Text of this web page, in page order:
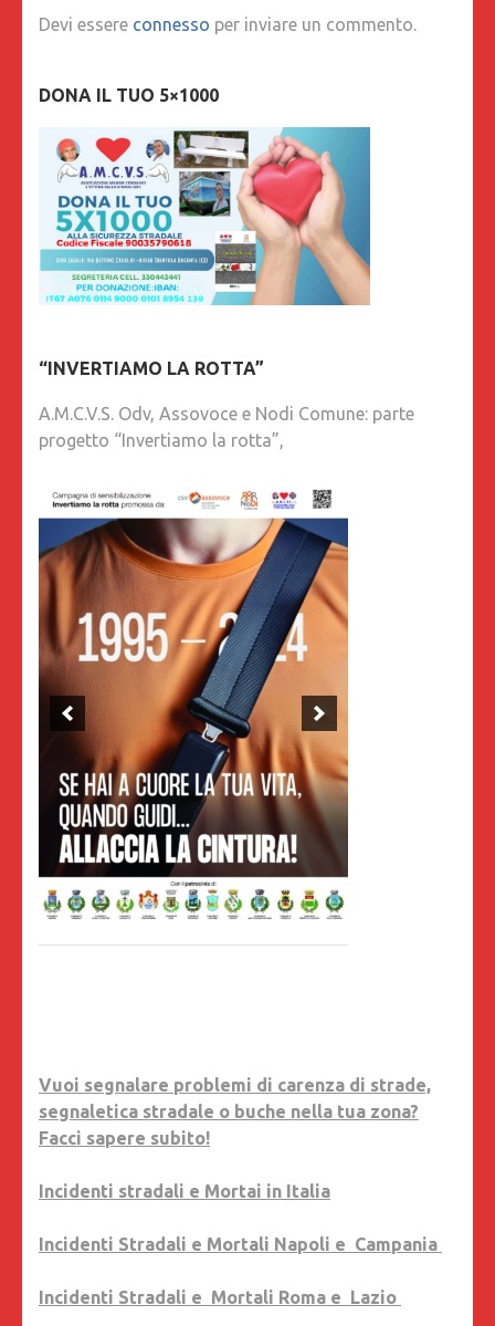
Devi essere connesso per inviare un commento.
DONA IL TUO 5×1000
“INVERTIAMO LA ROTTA”
A.M.C.V.S. Odv, Assovoce e Nodi Comune: parte
progetto “Invertiamo la rotta”,
Vuoi segnalare problemi di carenza di strade,
segnaletica stradale o buche nella tua zona?
Facci sapere subito!
Incidenti stradali e Mortai in Italia
Incidenti Stradali e Mortali Napoli e Campania
Incidenti Stradali e Mortali Roma e Lazio